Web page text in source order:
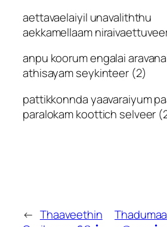
aettavaelaiyil unavaliththu
aekkamellaam
anpu koorum engalai
athisayam seykinteer (2)
pattikkonnda yaavaraiyum
paralokam koottich selveer
← Thaaveethin